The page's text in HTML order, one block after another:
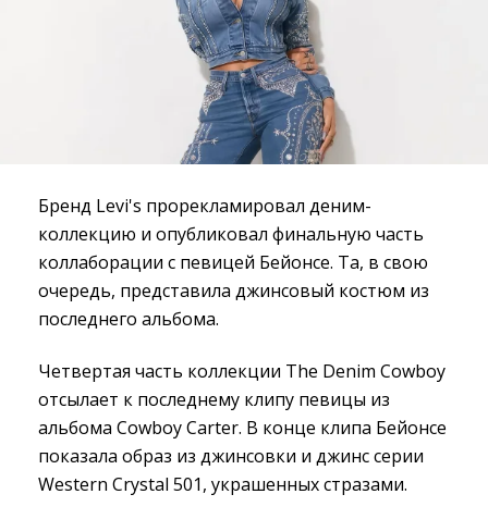
Бренд Levi's прорекламировал деним-
коллекцию и опубликовал финальную часть
коллаборации с певицей Бейонсе. Та, в свою
очередь, представила джинсовый костюм из
последнего альбома.
Четвертая часть коллекции The Denim Cowboy
отсылает к последнему клипу певицы из
альбома Cowboy Carter. В конце клипа Бейонсе
показала образ из джинсовки и джинс серии
Western Crystal 501, украшенных стразами.